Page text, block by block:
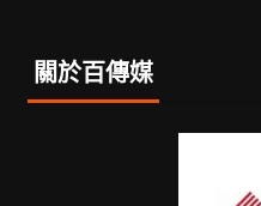
關於百傳媒